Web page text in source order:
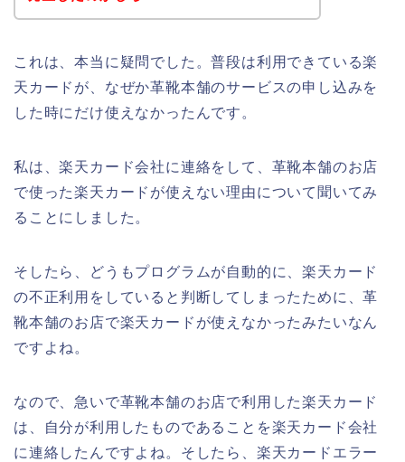
これは、本当に疑問でした。普段は利用できている楽
天カードが、なぜか革靴本舗のサービスの申し込みを
した時にだけ使えなかったんです。
私は、楽天カード会社に連絡をして、革靴本舗のお店
で使った楽天カードが使えない理由について聞いてみ
ることにしました。
そしたら、どうもプログラムが自動的に、楽天カード
の不正利用をしていると判断してしまったために、革
靴本舗のお店で楽天カードが使えなかったみたいなん
ですよね。
なので、急いで革靴本舗のお店で利用した楽天カード
は、自分が利用したものであることを楽天カード会社
に連絡したんですよね。そしたら、楽天カードエラー